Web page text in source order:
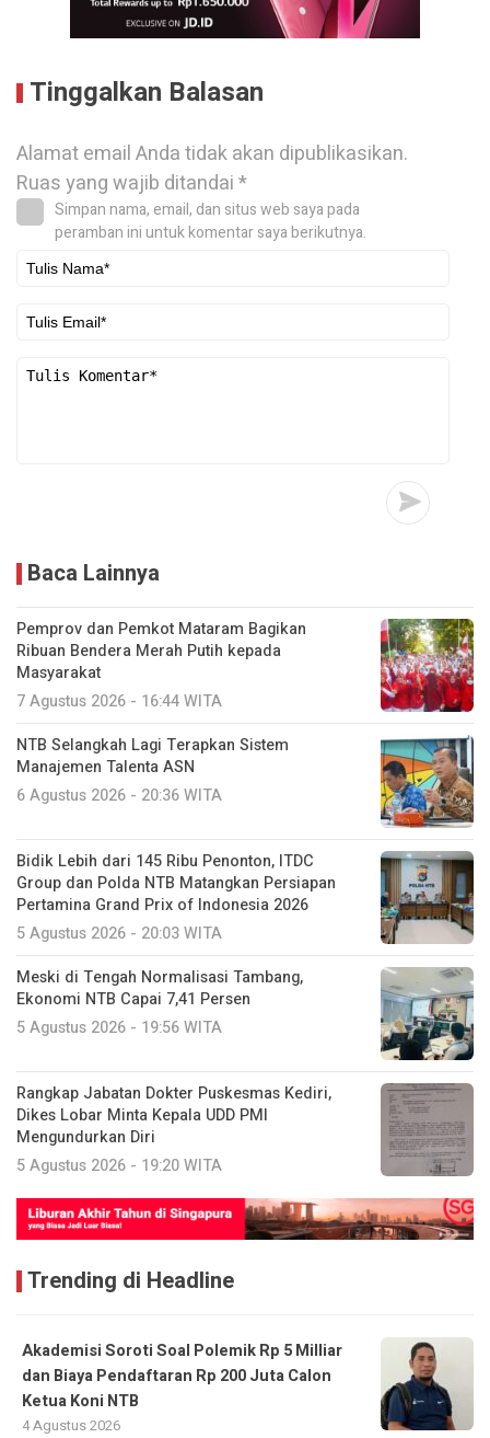
Tinggalkan Balasan
Alamat email Anda tidak akan dipublikasikan.
Ruas yang wajib ditandai*
Simpan nama, email, dan situs web saya pada
peramban ini untuk komentar saya berikutnya.
Baca Lainnya
Pemprov dan Pemkot Mataram Bagikan
Ribuan Bendera Merah Putih kepada
Masyarakat
7 Agustus 2026 - 16:44 WITA
NTB Selangkah Lagi Terapkan Sistem
Manajemen Talenta ASN
6 Agustus 2026 - 20:36 WITA
Bidik Lebih dari 145 Ribu Penonton, ITDC
Group dan Polda NTB Matangkan Persiapan
Pertamina Grand Prix of Indonesia 2026
5 Agustus 2026 - 20:03 WITA
Meski di Tengah Normalisasi Tambang,
Ekonomi NTB Capai 7,41 Persen
5 Agustus 2026 - 19:56 WITA
Rangkap Jabatan Dokter Puskesmas Kediri,
Dikes Lobar Minta Kepala UDD PMI
Mengundurkan Diri
5 Agustus 2026 - 19:20 WITA
Trending di Headline
Akademisi Soroti Soal Polemik Rp 5 Milliar
dan Biaya Pendaftaran Rp 200 Juta Calon
Ketua Koni NTB
4 Agustus 2026